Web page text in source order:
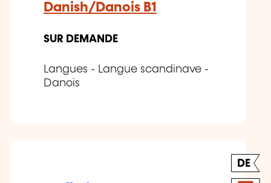
Danish/Danois B1
SUR DEMANDE
Langues - Langue scandinave -
Danois
DE